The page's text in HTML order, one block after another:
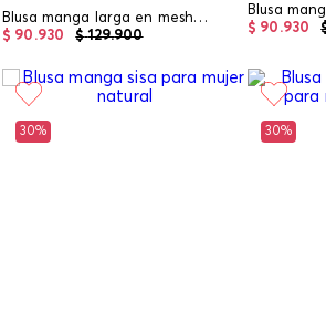
Blusa manga larga en mesh para mujer
$ 129.900
$ 90 .930
$ 90 .930
30% 30%